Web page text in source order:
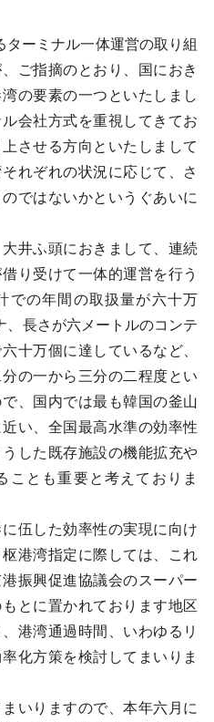
ーミナル一体運営の取り組
ご指摘のとおり、国におき
の要素の一つといたしまし
会社方式を重視してきてお
させる方向といたしまして
れぞれの状況に応じて、さ
ではないかというぐあいに
井ふ頭におきまして、連続
り受けて一体的運営を行う
での年間の取扱量が六十万
、長さが六メートルのコンテ
十万個に達しているなど、
の一から三分の二程度とい
、国内では最も韓国の釜山
い、全国最高水準の効率性
した既存施設の機能拡充や
ことも重要と考えておりま
伍した効率性の実現に向け
港湾指定に際しては、これ
振興促進協議会のスーパー
とに置かれております地区
港湾通過時間、いわゆるリ
化方策を検討してまいりま
いりますので、本年六月に